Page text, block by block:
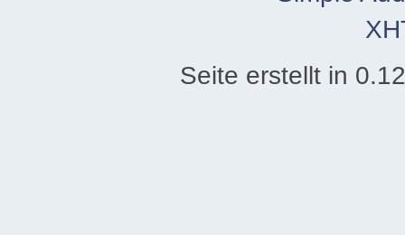
Seite erstellt in